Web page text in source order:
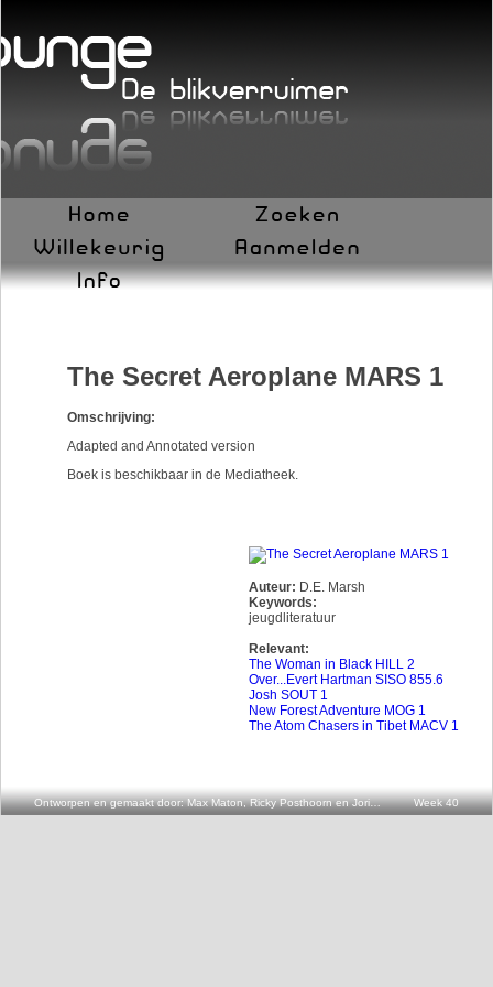
The Secret Aeroplane MARS 1
Omschrijving:
Adapted and Annotated version
Boek is beschikbaar in de Mediatheek.
Auteur: D.E. Marsh
Keywords:
jeugdliteratuur
Relevant:
The Woman in Black HILL 2
Over...Evert Hartman SISO 855.6
Josh SOUT 1
New Forest Adventure MOG 1
The Atom Chasers in Tibet MACV 1
Ontworpen en gemaakt door: Max Maton, Ricky Posthoorn en Joris v.d. Oever Week 40